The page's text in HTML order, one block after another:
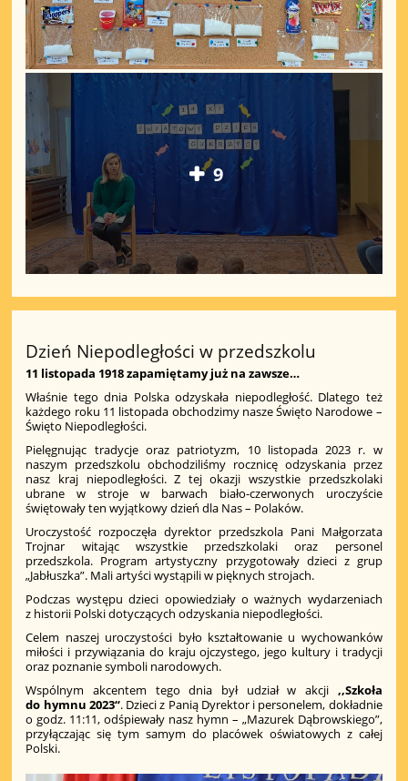
9
Dzień Niepodległości w przedszkolu
11 listopada 1918 zapamiętamy już na zawsze…
Właśnie tego dnia Polska odzyskała niepodległość. Dlatego też
każdego roku 11 listopada obchodzimy nasze Święto Narodowe –
Święto Niepodległości.
Pielęgnując tradycje oraz patriotyzm, 10 listopada 2023 r. w
naszym przedszkolu obchodziliśmy rocznicę odzyskania przez
nasz kraj niepodległości. Z tej okazji wszystkie przedszkolaki
ubrane w stroje w barwach biało-czerwonych uroczyście
świętowały ten wyjątkowy dzień dla Nas – Polaków.
Uroczystość rozpoczęła dyrektor przedszkola Pani Małgorzata
Trojnar witając wszystkie przedszkolaki oraz personel
przedszkola. Program artystyczny przygotowały dzieci z grup
„Jabłuszka”. Mali artyści wystąpili w pięknych strojach.
Podczas występu dzieci opowiedziały o ważnych wydarzeniach
z historii Polski dotyczących odzyskania niepodległości.
Celem naszej uroczystości było kształtowanie u wychowanków
miłości i przywiązania do kraju ojczystego, jego kultury i tradycji
oraz poznanie symboli narodowych.
Wspólnym akcentem tego dnia był udział w akcji ,,Szkoła
do hymnu 2023“. Dzieci z Panią Dyrektor i personelem, dokładnie
o godz. 11:11, odśpiewały nasz hymn – „Mazurek Dąbrowskiego”,
przyłączając się tym samym do placówek oświatowych z całej
Polski.